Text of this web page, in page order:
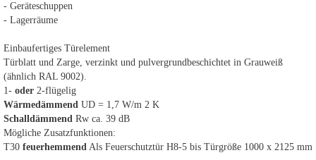
- Geräteschuppen
- Lagerräume
Einbaufertiges Türelement
Türblatt und Zarge, verzinkt und pulvergrundbeschichtet in Grauweiß
(ähnlich RAL 9002).
1- oder 2-flügelig
Wärmedämmend UD = 1,7 W/m 2 K
Schalldämmend Rw ca. 39 dB
Mögliche Zusatzfunktionen:
T30 feuerhemmend Als Feuerschutztür H8-5 bis Türgröße 1000 x 2125 mm